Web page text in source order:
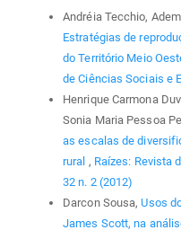
Andréia Tecchio,
Estratégias de
do Território Meio
de Ciências Sociais e
Henrique Carmona
Sonia Maria Pessoa
as escalas de
rural , Raízes: Revista
32 n. 2 (2012)
Darcon Sousa,Usos
James Scott, na